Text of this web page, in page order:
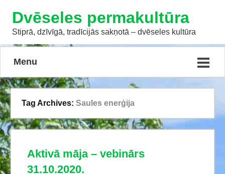
Dvēseles permakultūra
Stiprā, dzīvīgā, tradīcijās sakņotā – dvēseles kultūra
Menu
Tag Archives: Saules enerģija
Aktivā māja – vebinārs
31.10.2020.